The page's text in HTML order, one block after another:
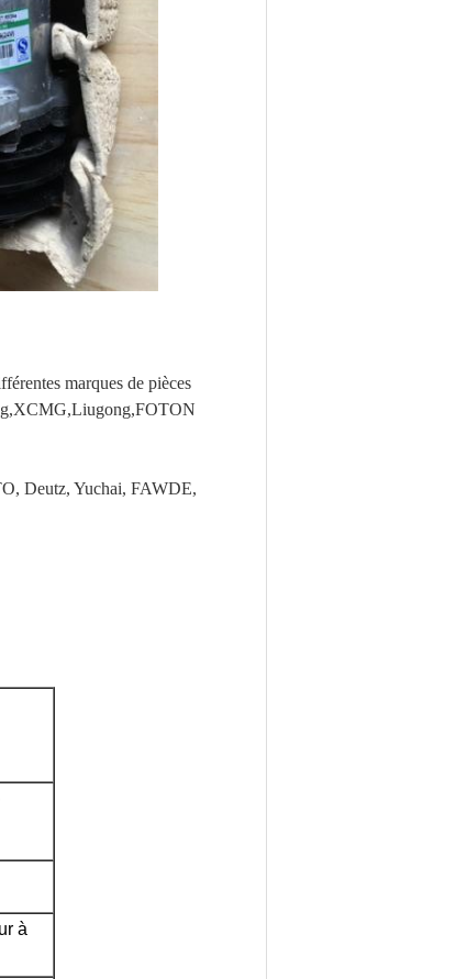
marques de pièces
Deutz, Yuchai, FAWDE,
à